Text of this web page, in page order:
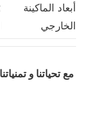
أبعاد الماكينة
الخارجي
مع تحياتنا و